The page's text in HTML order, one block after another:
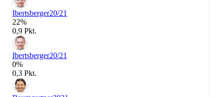
Ibertsberger20/21
22%
0,9 Pkt.
Ibertsberger20/21
0%
0,3 Pkt.